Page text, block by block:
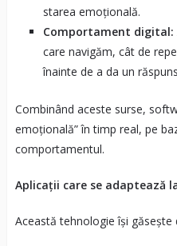
starea emoțională.
Comportament digital:
care navigăm, cât de
înainte de a da un
Combinând aceste surse,
emoțională” în timp real, pe
comportamentul.
Aplicații care se adaptează
Această tehnologie își